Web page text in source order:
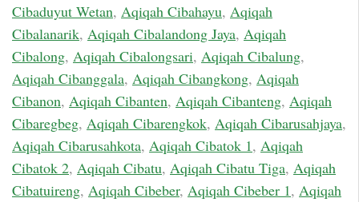
Cibaduyut Wetan, Aqiqah Cibahayu, Aqiqah
Cibalanarik, Aqiqah Cibalandong Jaya, Aqiqah
Cibalong, Aqiqah Cibalongsari, Aqiqah Cibalung,
Aqiqah Cibanggala, Aqiqah Cibangkong, Aqiqah
Cibanon, Aqiqah Cibanten, Aqiqah Cibanteng, Aqiqah
Cibaregbeg, Aqiqah Cibarengkok, Aqiqah Cibarusahjaya,
Aqiqah Cibarusahkota, Aqiqah Cibatok 1, Aqiqah
Cibatok 2, Aqiqah Cibatu, Aqiqah Cibatu Tiga, Aqiqah
Cibatuireng, Aqiqah Cibeber, Aqiqah Cibeber 1, Aqiqah